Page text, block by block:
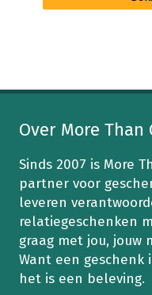
product
gekozen
worden
op
productpagina
Over More Than
Sinds 2007 is More
partner voor
leveren
relatiegeschenken
graag met jou, jouw
Want een geschenk
het is een beleving.